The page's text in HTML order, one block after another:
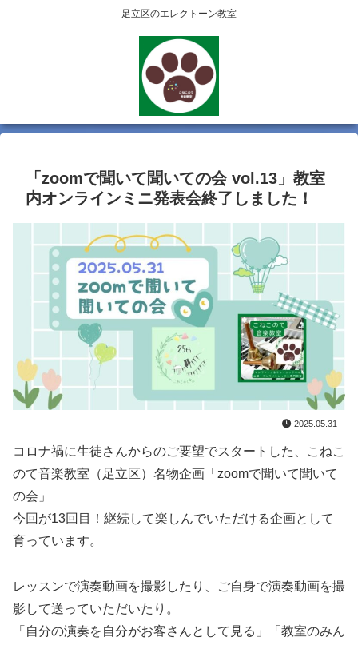
足立区のエレクトーン教室
「zoomで聞いて聞いての会 vol.13」教室
内オンラインミニ発表会終了しました！
2025.05.31
コロナ禍に生徒さんからのご要望でスタートした、こねこ
のて音楽教室（足立区）名物企画「zoomで聞いて聞いて
の会」
今回が13回目！継続して楽しんでいただける企画として
育っています。
レッスンで演奏動画を撮影したり、ご自身で演奏動画を撮
影して送っていただいたり。
「自分の演奏を自分がお客さんとして見る」「教室のみん